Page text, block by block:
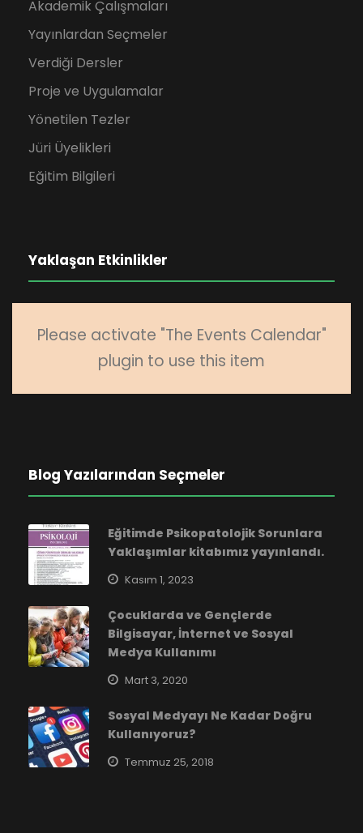
Akademik Çalışmaları
Yayınlardan Seçmeler
Verdiği Dersler
Proje ve Uygulamalar
Yönetilen Tezler
Jüri Üyelikleri
Eğitim Bilgileri
Yaklaşan Etkinlikler
Please activate "The Events Calendar"
plugin to use this item
Blog Yazılarından Seçmeler
Eğitimde Psikopatolojik Sorunlara
Yaklaşımlar kitabımız yayınlandı.
Kasım 1, 2023
Çocuklarda ve Gençlerde
Bilgisayar, İnternet ve Sosyal
Medya Kullanımı
Mart 3, 2020
Sosyal Medyayı Ne Kadar Doğru
Kullanıyoruz?
Temmuz 25, 2018